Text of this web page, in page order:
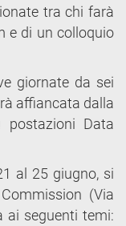
tra chi farà
e di un colloquio
giornate da sei
affiancata dalla
Data
al 25 giugno, si
(Via
ai seguenti temi: